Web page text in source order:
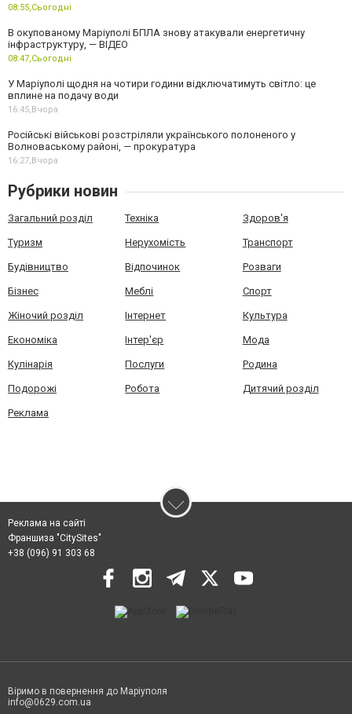
08:55,Сьогодні
В окупованому Маріуполі БПЛА знову атакували енергетичну
інфраструктуру, — ВІДЕО
08:47,Сьогодні
У Маріуполі щодня на чотири години відключатимуть світло: це
вплине на подачу води
16:45,Вчора
Російські військові розстріляли українського полоненого у
Волноваському районі, — прокуратура
16:27,Вчора
Рубрики новин
Загальний розділ Техніка Здоров'я
Туризм Нерухомість Транспорт
Будівництво Відпочинок Розваги
Бізнес Меблі Спорт
Жіночий розділ Інтернет Культура
Економіка Інтер'єр Мода
Кулінарія Послуги Родина
Подорожі Робота Дитячий розділ
Реклама
Реклама на сайті
Франшиза "CitySites"
+38 (096) 91 303 68
Віримо в повернення до Маріуполя
info@0629.com.ua